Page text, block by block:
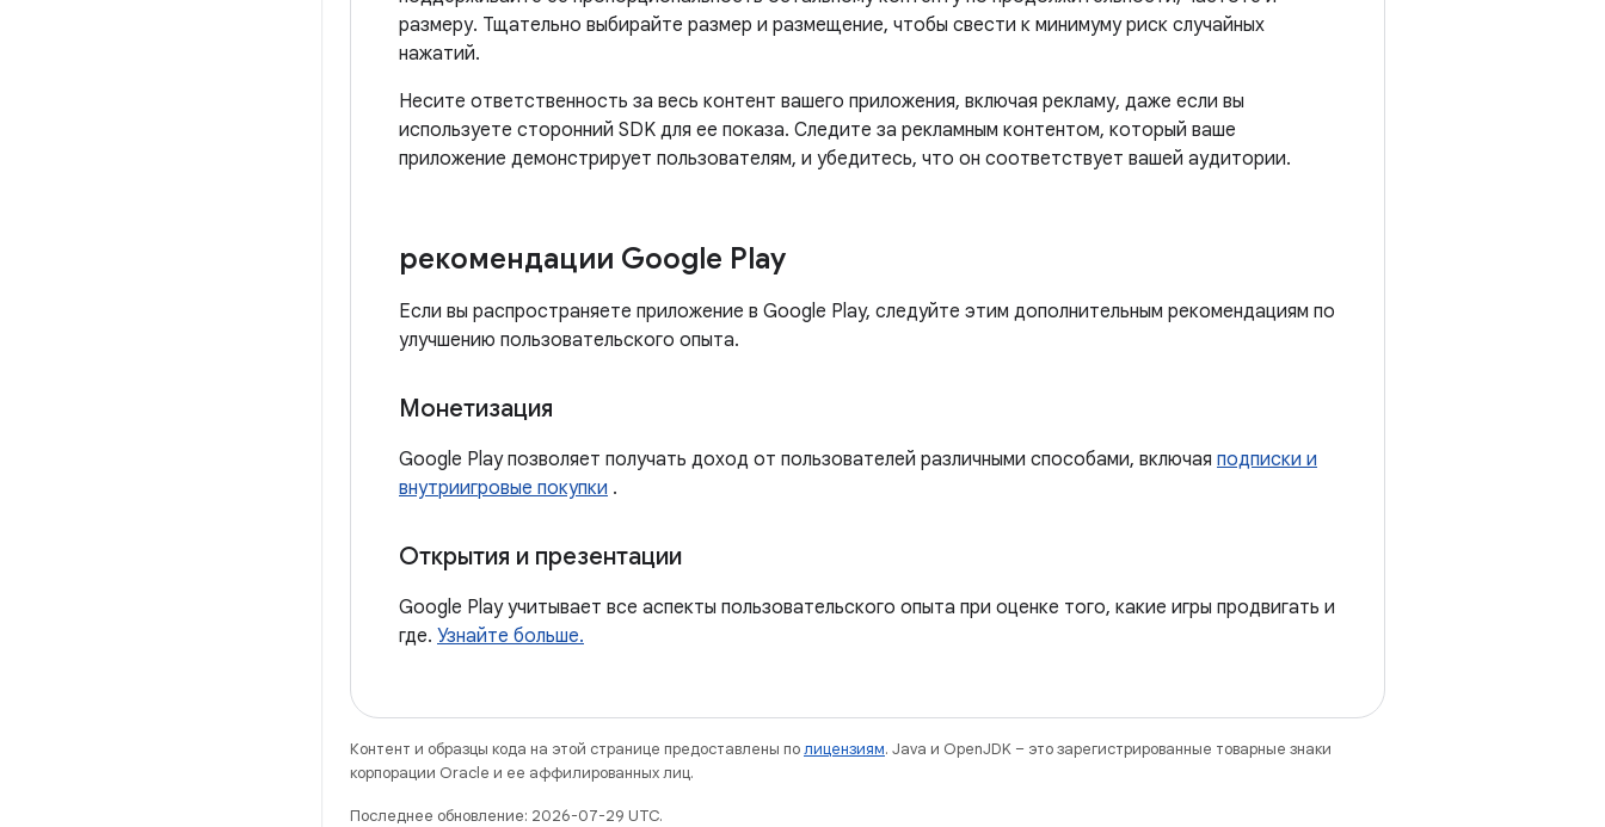
размеру. Тщательно выбирайте размер и размещение, чтобы свести к минимуму риск случайных
нажатий.
Несите ответственность за весь контент вашего приложения, включая рекламу, даже если вы
используете сторонний SDK для ее показа. Следите за рекламным контентом, который ваше
приложение демонстрирует пользователям, и убедитесь, что он соответствует вашей аудитории.
рекомендации Google Play
Если вы распространяете приложение в Google Play, следуйте этим дополнительным рекомендациям по
улучшению пользовательского опыта.
Монетизация
Google Play позволяет получать доход от пользователей различными способами, включая подписки и
внутриигровые покупки .
Открытия и презентации
Google Play учитывает все аспекты пользовательского опыта при оценке того, какие игры продвигать и
где. Узнайте больше.
Контент и образцы кода на этой странице предоставлены полицензиям. Java и OpenJDK – это зарегистрированные товарные знаки
корпорации Oracle и ее аффилированных лиц.
Последнее обновление: 2026-07-29 UTC.